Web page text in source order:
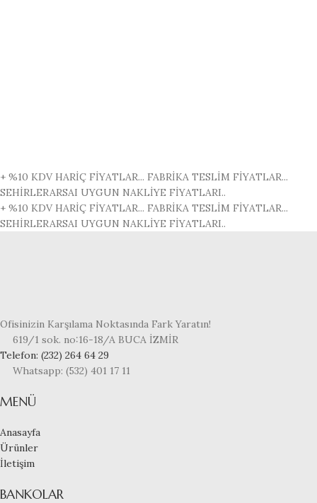
+ %10 KDV HARİÇ FİYATLAR... FABRİKA TESLİM FİYATLAR...
SEHİRLERARSAI UYGUN NAKLİYE FİYATLARI..
+ %10 KDV HARİÇ FİYATLAR... FABRİKA TESLİM FİYATLAR...
SEHİRLERARSAI UYGUN NAKLİYE FİYATLARI..
Ofisinizin Karşılama Noktasında Fark Yaratın!
619/1 sok. no:16-18/A BUCA İZMİR
Telefon: (232) 264 64 29
Whatsapp: (532) 401 17 11
MENÜ
Anasayfa
Ürünler
İletişim
BANKOLAR